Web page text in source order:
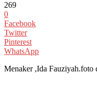
269
0
Facebook
Twitter
Pinterest
WhatsApp
Menaker ,Ida Fauziyah.foto